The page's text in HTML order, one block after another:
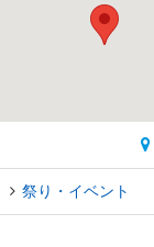
祭り・イベント